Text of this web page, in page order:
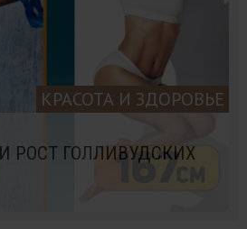
КРАСОТА И ЗДОРОВЬЕ
РОСТ ГОЛЛИВУДСКИХ